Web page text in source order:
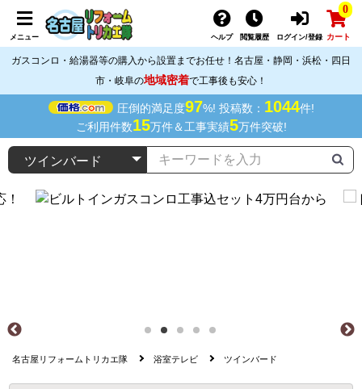
メニュー ヘルプ 閲覧履歴 ログイン/登録
0
カート
ガスコンロ・給湯器等の購入から設置までお任せ！名古屋・静岡・浜松・四日
市・岐阜の地域密着で工事後も安心！
圧倒的満足度97%! 投稿数： 1044件!
ご利用件数15万件＆工事実績5万件突破!
名古屋リフォームトリカエ隊 浴室テレビ ツインバード